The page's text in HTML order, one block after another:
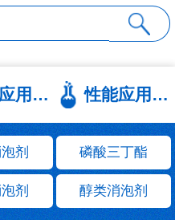
剂 磷酸三丁酯
剂 醇类消泡剂
行业应用系列 性能应用系列